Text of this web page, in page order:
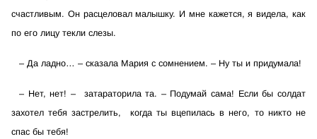
счастливым. Он расцеловал малышку. И мне кажется, я видела, как
по его лицу текли слезы.
– Да ладно… – сказала Мария с сомнением.– Ну ты и придумала!
– Нет, нет! – затараторила та. – Подумай сама! Если бы солдат
захотел тебя застрелить,
когда ты вцепилась в него, то никто не
спас бы тебя!